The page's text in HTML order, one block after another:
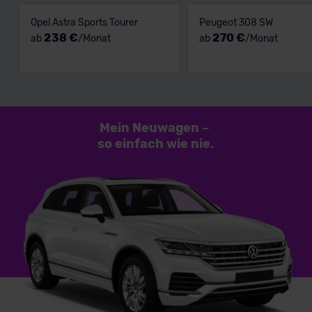
Opel Astra Sports Tourer
ab 238 €/Monat
Peugeot 308 SW
ab 270 €/Monat
Mein Neuwagen –
so einfach wie nie.